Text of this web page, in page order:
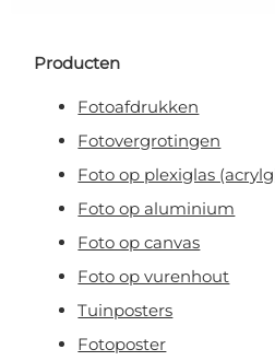
Producten
Fotoafdrukken
Fotovergrotingen
Foto op plexiglas
Foto op aluminium
Foto op canvas
Foto op vurenhout
Tuinposters
Fotoposter